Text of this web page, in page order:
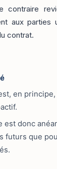
contraire
aux parties
contrat.
en
est donc
futurs que